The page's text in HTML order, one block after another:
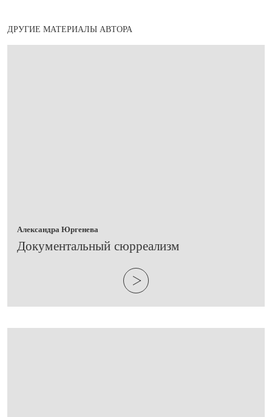
ДРУГИЕ МАТЕРИАЛЫ АВТОРА
Александра Юргенева
Документальный сюрреализм